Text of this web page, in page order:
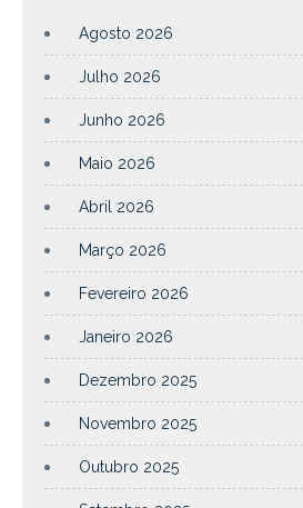
Agosto 2026
Julho 2026
Junho 2026
Maio 2026
Abril 2026
Março 2026
Fevereiro 2026
Janeiro 2026
Dezembro 2025
Novembro 2025
Outubro 2025